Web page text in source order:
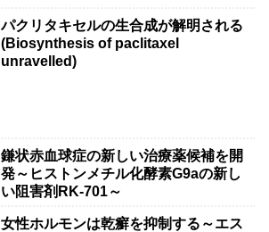
パクリタキセルの生合成が解明される
(Biosynthesis of paclitaxel
unravelled)
鎌状赤血球症の新しい治療薬候補を開
発～ヒストンメチル化酵素G9aの新し
い阻害剤RK-701～
女性ホルモンは乾癬を抑制する～エス